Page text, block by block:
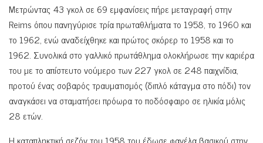
Μετρώντας 43 γκολ σε 69 εμφανίσεις πήρε μεταγραφή στην
Reims όπου πανηγύρισε τρία πρωταθλήματα το 1958, το 1960 και
το 1962, ενώ αναδείχθηκε και πρώτος σκόρερ το 1958 και το
1962. Συνολικά στο γαλλικό πρωτάθλημα ολοκλήρωσε την καριέρα
του με το απίστευτο νούμερο των 227 γκολ σε 248 παιχνίδια,
προτού ένας σοβαρός τραυματισμός (διπλό κάταγμα στο πόδι) τον
αναγκάσει να σταματήσει πρόωρα το ποδόσφαιρο σε ηλικία μόλις
28 ετών.